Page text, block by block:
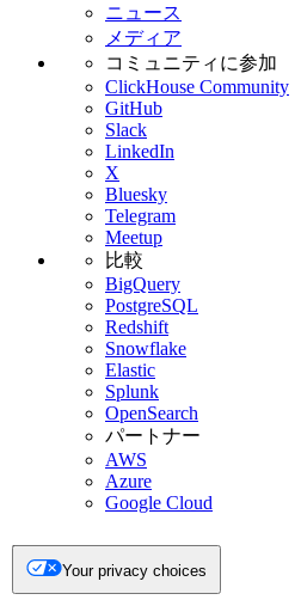
ニュース
メディア
コミュニティに参加
ClickHouse Community
GitHub
Slack
LinkedIn
X
Bluesky
Telegram
Meetup
比較
BigQuery
PostgreSQL
Redshift
Snowflake
Elastic
Splunk
OpenSearch
パートナー
AWS
Azure
Google Cloud
Your privacy choices